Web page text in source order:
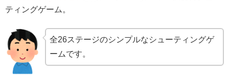
ティングゲーム。
全26ステージのシンプルなシューティングゲ
ームです。